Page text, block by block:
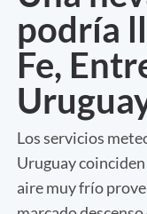
podría
Fe,
Los servicios
Uruguay
aire muy frío